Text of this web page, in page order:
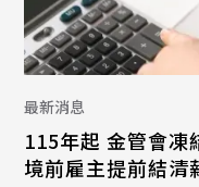
最新消息
115年起 金管會凍
境前雇主提前結清